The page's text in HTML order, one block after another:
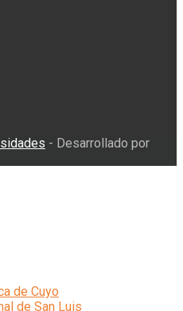
- Desarrollado por
de Cuyo
de San Luis